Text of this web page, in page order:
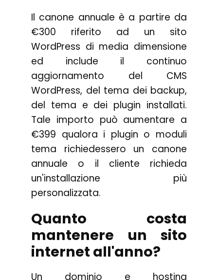
Il canone annuale è a partire da
€300 riferito ad un sito
WordPress di media dimensione
ed include il continuo
aggiornamento del CMS
WordPress, del tema dei backup,
del tema e dei plugin installati.
Tale importo può aumentare a
€399 qualora i plugin o moduli
tema richiedessero un canone
annuale o il cliente richieda
un'installazione più
personalizzata.
Quanto costa
mantenere un sito
internet all'anno?
Un dominio e hosting